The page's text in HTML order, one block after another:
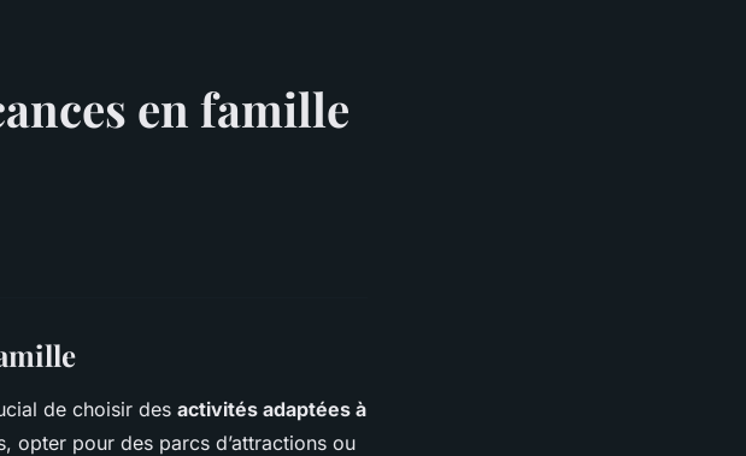
en famille
de choisir des activités adaptées à
opter pour des parcs d’attractions ou